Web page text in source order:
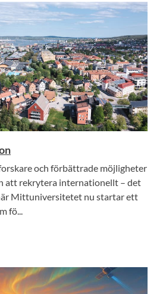
och förbättrade möjligheter
att rekrytera internationellt – det
Mittuniversitetet nu startar ett
fö...